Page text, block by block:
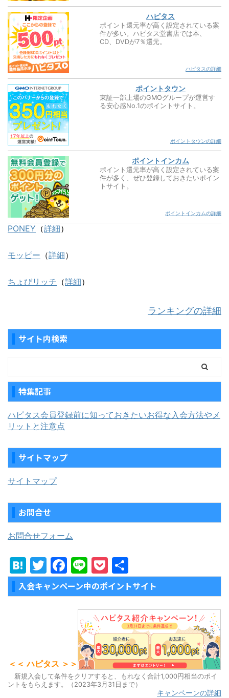
ハピタス
ポイント還元率が高く設定されている案
件が多い。ハピタス堂書店では本、
CD、DVDが7％還元。
ハピタスの詳細
ポイントタウン
東証一部上場のGMOグループが運営す
る安心感No.1のポイントサイト。
ポイントタウンの詳細
ポイントインカム
ポイント還元率が高く設定されている案
件が多く、ぜひ登録しておきたいポイン
トサイト。
ポイントインカムの詳細
PONEY （詳細）
モッピー （詳細）
ちょびリッチ （詳細）
ランキングの詳細
サイト内検索
特集記事
ハピタス会員登録前に知っておきたいお得な入会方法やメ
リットと注意点
サイトマップ
サイトマップ
お問合せ
お問合せフォーム
H
at
e
T
w
itt
F
a
c
o
k
Li
n
e
P
o
c
k
et
有
入会キャンペーン中のポイントサイト
＜＜ ハピタス ＞＞
新規入会して条件をクリアすると、もれなく合計1,000円相当のポイ
ントをもらえます。（2023年3月31日まで）
キャンペーンの詳細